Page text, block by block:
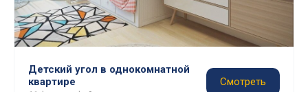
Детский угол в однокомнатной
квартире
Смотреть